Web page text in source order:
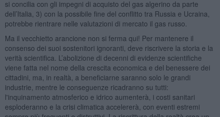
si concilia con gli impegni di acquisto del gas algerino da parte
dell’Italia, 3) con la possibile fine del conflitto tra Russia e Ucraina,
potrebbe rientrare nelle valutazioni di mercato il gas russo.
Ma il vecchietto arancione non si ferma qui! Per mantenere il
consenso dei suoi sostenitori ignoranti, deve riscrivere la storia e la
verità scientifica. L’abolizione di decenni di evidenze scientifiche
viene fatta nel nome della crescita economica e del benessere dei
cittadini, ma, in realtà, a beneficiarne saranno solo le grandi
industrie, mentre le conseguenze ricadranno su tutti:
l'inquinamento atmosferico e idrico aumenterà, i costi sanitari
esploderanno e la crisi climatica accelererà, con eventi estremi